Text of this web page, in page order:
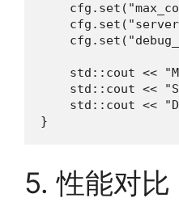
std::cout <<
std::cout <<
std::cout <<
}
5. 性能对比